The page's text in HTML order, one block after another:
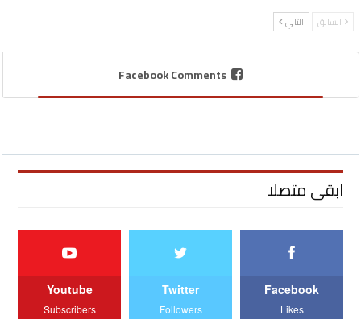
السابق التالي
Facebook Comments
ابقى متصلا
Facebook
Likes
Twitter
Followers
Youtube
Subscribers